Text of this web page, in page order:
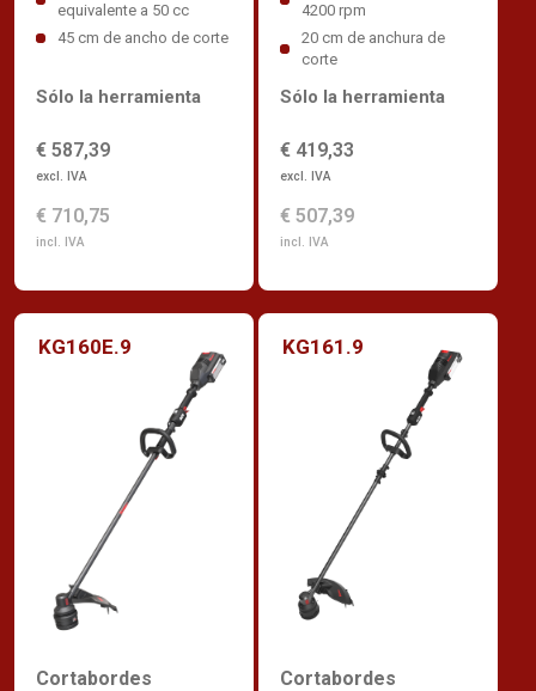
equivalente a 50 cc
45 cm de ancho de corte
€ 587,39
excl. IVA
€ 710,75
incl. IVA
Sólo la herramienta
4200 rpm
20 cm de anchura de
corte
€ 419,33
excl. IVA
€ 507,39
incl. IVA
Sólo la herramienta
KG160E.9
Cortabordes
KG161.9
Cortabordes